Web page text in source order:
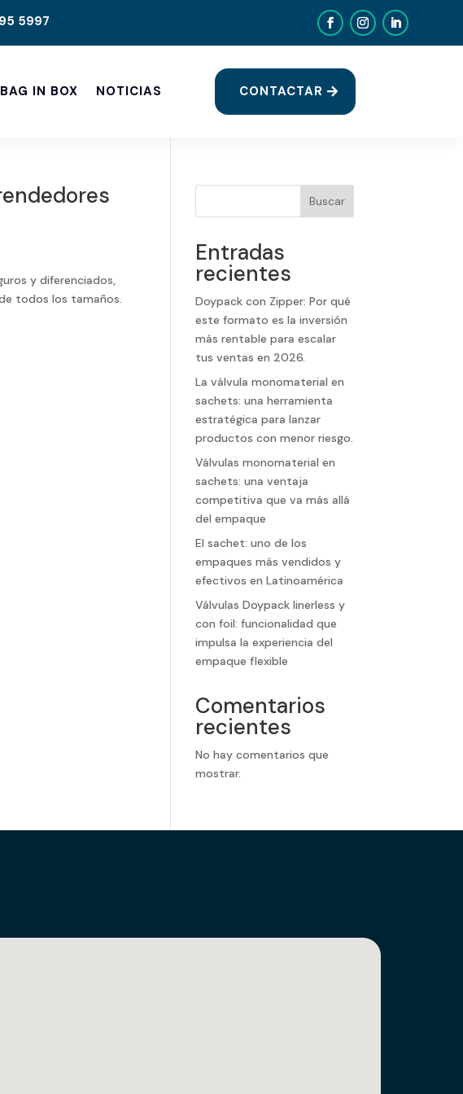
5997
BAG IN BOX NOTICIAS CONTACTAR
y diferenciados,
todos los tamaños.
Buscar
Entradas
recientes
Doypack con Zipper: Por qué
este formato es la inversión
más rentable para escalar
tus ventas en 2026.
La válvula monomaterial en
sachets: una herramienta
estratégica para lanzar
productos con menor riesgo.
Válvulas monomaterial en
sachets: una ventaja
competitiva que va más allá
del empaque
El sachet: uno de los
empaques más vendidos y
efectivos en Latinoamérica
Válvulas Doypack linerless y
con foil: funcionalidad que
impulsa la experiencia del
empaque flexible
Comentarios
recientes
No hay comentarios que
mostrar.